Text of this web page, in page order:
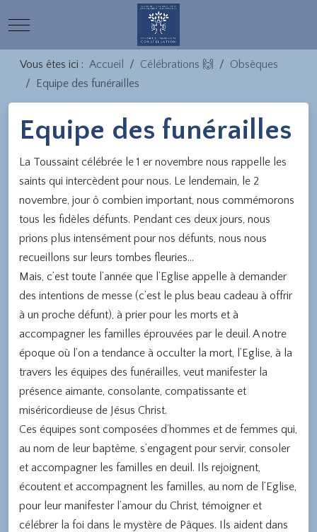
Mobile Menu Toggle
Vous êtes ici : Accueil Célébrations 🙌
Obsèques
Equipe des funérailles
Equipe des funérailles
La Toussaint célébrée le 1 er novembre nous rappelle les
saints qui intercèdent pour nous. Le lendemain, le 2
novembre, jour ô combien important, nous commémorons
tous les fidèles défunts. Pendant ces deux jours, nous
prions plus intensément pour nos défunts, nous nous
recueillons sur leurs tombes fleuries…
Mais, c’est toute l’année que l’Eglise appelle à demander
des intentions de messe (c’est le plus beau cadeau à offrir
à un proche défunt), à prier pour les morts et à
accompagner les familles éprouvées par le deuil. A notre
époque où l’on a tendance à occulter la mort, l’Eglise, à la
travers les équipes des funérailles, veut manifester la
présence aimante, consolante, compatissante et
miséricordieuse de Jésus Christ.
Ces équipes sont composées d’hommes et de femmes qui,
au nom de leur baptême, s’engagent pour servir, consoler
et accompagner les familles en deuil. Ils rejoignent,
écoutent et accompagnent les familles, au nom de l’Eglise,
pour leur manifester l’amour du Christ, témoigner et
célébrer la foi dans le mystère de Pâques. Ils aident dans